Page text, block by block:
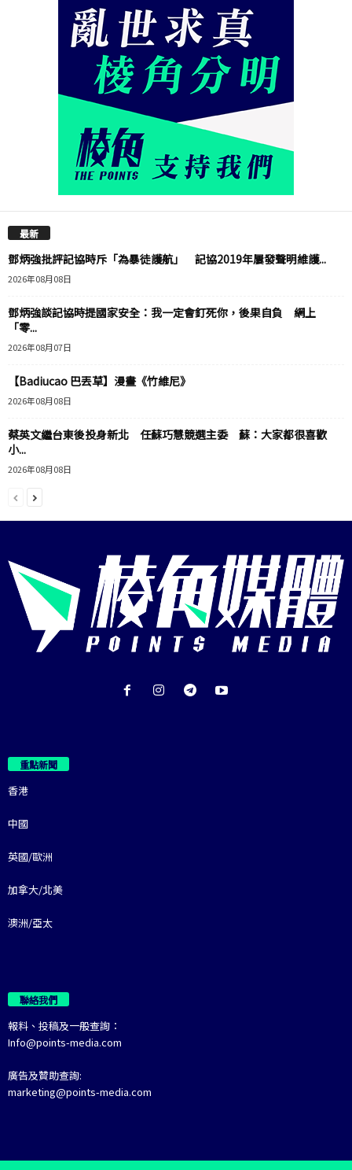
最新
鄧炳強批評記協時斥「為暴徒護航」 記協2019年屢發聲明維護...
2026年08月08日
鄧炳強談記協時提國家安全：我一定會釘死你，後果自負 網上
「零...
2026年08月07日
【Badiucao 巴丟草】漫畫《竹維尼》
2026年08月08日
蔡英文繼台東後投身新北 任蘇巧慧競選主委 蘇：大家都很喜歡
小...
2026年08月08日
重點新聞
香港
中國
英國/歐洲
加拿大/北美
澳洲/亞太
聯絡我們
報料、投稿及一般查詢：
Info@points-media.com
廣告及贊助查詢:
marketing@points-media.com